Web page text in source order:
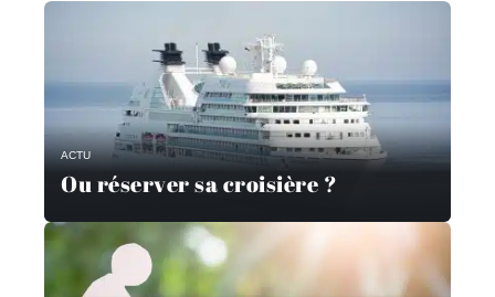
ACTU
Ou réserver sa croisière ?